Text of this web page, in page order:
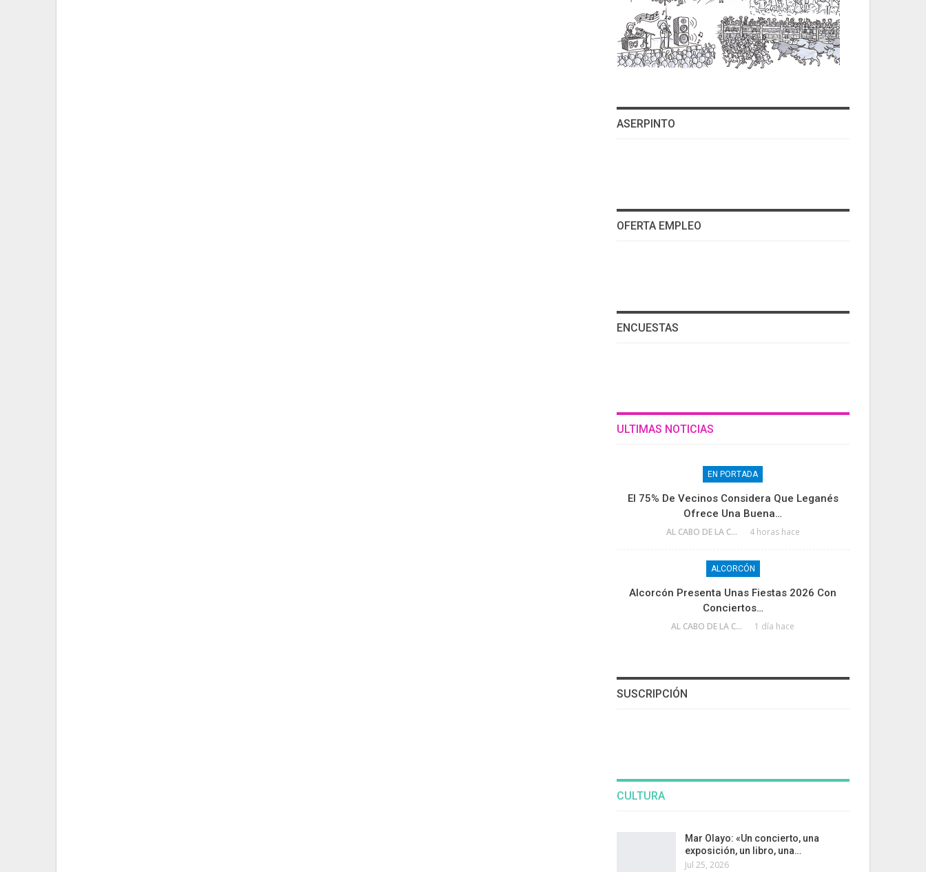
ASERPINTO
OFERTA EMPLEO
ENCUESTAS
ULTIMAS NOTICIAS
EN PORTADA
El 75% De Vecinos Considera Que Leganés
Ofrece Una Buena…
AL CABO DE LA CALLE 4 horas hace
ALCORCÓN
Alcorcón Presenta Unas Fiestas 2026 Con
Conciertos…
AL CABO DE LA CALLE 1 día hace
SUSCRIPCIÓN
CULTURA
Mar Olayo: «Un concierto, una
exposición, un libro, una…
Jul 25, 2026